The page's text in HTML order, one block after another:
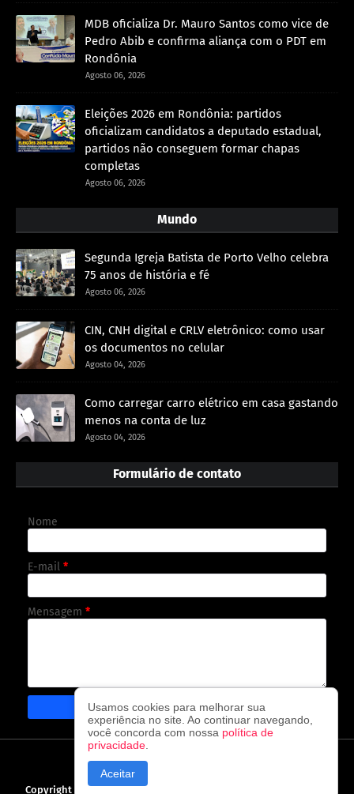
MDB oficializa Dr. Mauro Santos como vice de
Pedro Abib e confirma aliança com o PDT em
Rondônia
Agosto 06, 2026
Eleições 2026 em Rondônia: partidos
oficializam candidatos a deputado estadual,
partidos não conseguem formar chapas
completas
Agosto 06, 2026
Mundo
Segunda Igreja Batista de Porto Velho celebra
75 anos de história e fé
Agosto 06, 2026
CIN, CNH digital e CRLV eletrônico: como usar
os documentos no celular
Agosto 04, 2026
Como carregar carro elétrico em casa gastando
menos na conta de luz
Agosto 04, 2026
Formulário de contato
Nome
E-mail *
Mensagem *
CAPA CONTATO
Copyright © 2026O observador - A cada visita uma nova notícia!
Usamos cookies para melhorar sua
experiência no site. Ao continuar navegando,
você concorda com nossa política de
privacidade
Aceitar